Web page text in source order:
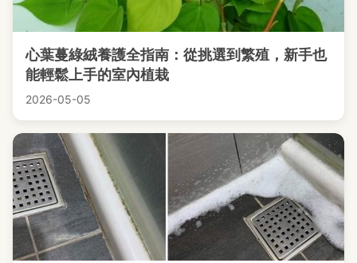
心葉蔓綠絨養護全指南：從挑選到繁殖，新手也
能輕鬆上手的室內植栽
2026-05-05